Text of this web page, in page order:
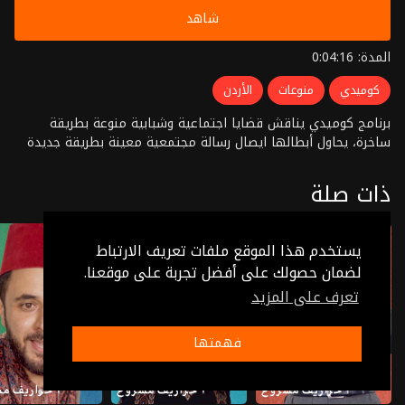
يستخدم هذا الموقع ملفات تعريف الارتباط
لضمان حصولك على أفضل تجربة على موقعنا.
تعرف على المزيد
فهمتها
شاهد
المدة: 0:04:16
كوميدي منوعات الأردن
برنامج كوميدي يناقش قضايا اجتماعية وشبابية منوعة بطريقة
ساخرة، يحاول أبطالها ايصال رسالة مجتمعية معينة بطريقة جديدة
ذات صلة